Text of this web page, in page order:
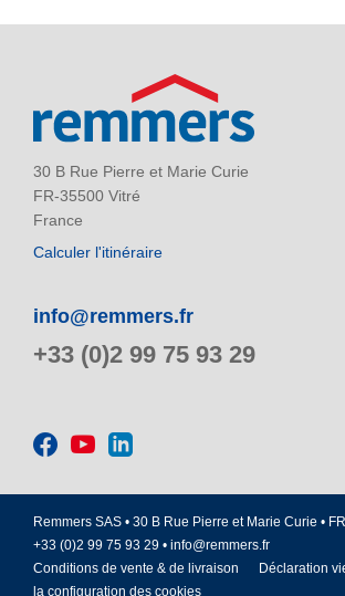
30 B Rue Pierre et Marie Curie
FR-35500 Vitré
France
Calculer l'itinéraire
info@remmers.fr
+33 (0)2 99 75 93 29
Remmers SAS • 30 B Rue Pierre et Marie Curie •
+33 (0)2 99 75 93 29 • info@remmers.fr
Conditions de vente & de livraison
Déclaration
la configuration des cookies